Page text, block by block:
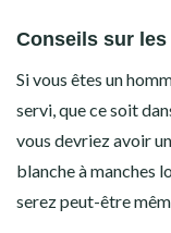
Conseils sur
Si vous êtes un
servi, que ce soit
vous devriez avoir
blanche à manches
serez peut-être